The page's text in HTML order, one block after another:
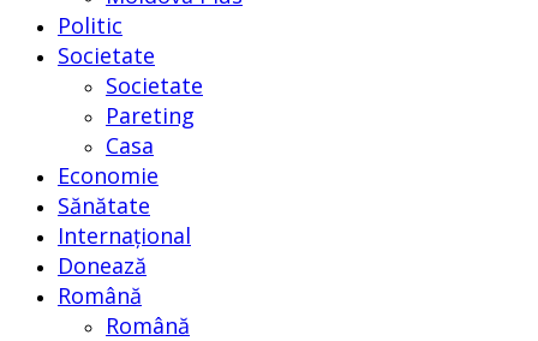
Politic
Societate
Societate
Pareting
Casa
Economie
Sănătate
Internațional
Donează
Română
Română